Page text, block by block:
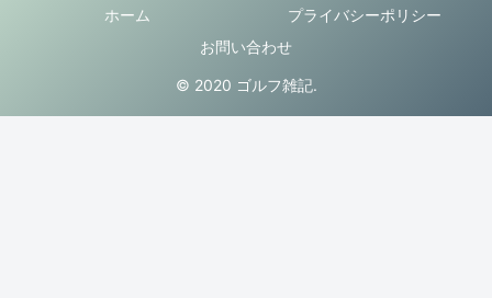
ホーム
プライバシーポリシー
お問い合わせ
© 2020 ゴルフ雑記.